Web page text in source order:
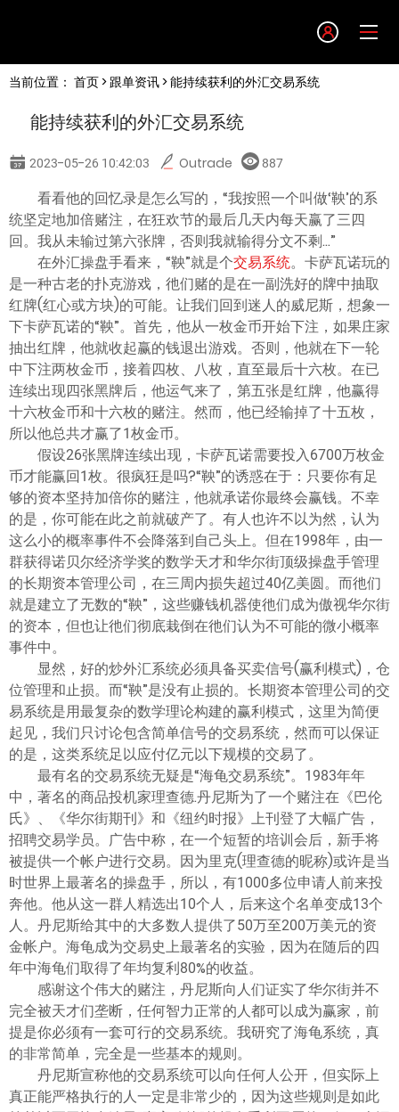
English
繁體中文
한글
日本語
Tiếng việt
ไทย
当前位置： 首页> 跟单资讯> 能持续获利的外汇交易系统
能持续获利的外汇交易系统
2023-05-26 10:42:03 Outrade 887
看看他的回忆录是怎么写的，“我按照一个叫做‘鞅’的系
统坚定地加倍赌注，在狂欢节的最后几天内每天赢了三四
回。我从未输过第六张牌，否则我就输得分文不剩...”
在外汇操盘手看来，“鞅”就是个交易系统。卡萨瓦诺玩的
是一种古老的扑克游戏，彵们赌的是在一副洗好的牌中抽取
红牌(红心或方块)的可能。让我们回到迷人的威尼斯，想象一
下卡萨瓦诺的“鞅”。首先，他从一枚金币开始下注，如果庄家
抽出红牌，他就收起赢的钱退出游戏。否则，他就在下一轮
中下注两枚金币，接着四枚、八枚，直至最后十六枚。在已
连续出现四张黑牌后，他运气来了，第五张是红牌，他赢得
十六枚金币和十六枚的赌注。然而，他已经输掉了十五枚，
所以他总共才赢了1枚金币。
假设26张黑牌连续出现，卡萨瓦诺需要投入6700万枚金
币才能赢回1枚。很疯狂是吗?“鞅”的诱惑在于：只要你有足
够的资本坚持加倍你的赌注，他就承诺你最终会赢钱。不幸
的是，你可能在此之前就破产了。有人也许不以为然，认为
这么小的概率事件不会降落到自己头上。但在1998年，由一
群获得诺贝尔经济学奖的数学天才和华尔街顶级操盘手管理
的长期资本管理公司，在三周内损失超过40亿美圆。而彵们
就是建立了无数的“鞅”，这些赚钱机器使彵们成为傲视华尔街
的资本，但也让彵们彻底栽倒在彵们认为不可能的微小概率
事件中。
显然，好的炒外汇系统必须具备买卖信号(赢利模式)，仓
位管理和止损。而“鞅”是没有止损的。长期资本管理公司的交
易系统是用最复杂的数学理论构建的赢利模式，这里为简便
起见，我们只讨论包含简单信号的交易系统，然而可以保证
的是，这类系统足以应付亿元以下规模的交易了。
最有名的交易系统无疑是“海龟交易系统”。1983年年
中，著名的商品投机家理查德.丹尼斯为了一个赌注在《巴伦
氏》、《华尔街期刊》和《纽约时报》上刊登了大幅广告，
招聘交易学员。广告中称，在一个短暂的培训会后，新手将
被提供一个帐户进行交易。因为里克(理查德的昵称)或许是当
时世界上最著名的操盘手，所以，有1000多位申请人前来投
奔他。他从这一群人精选出10个人，后来这个名单变成13个
人。丹尼斯给其中的大多数人提供了50万至200万美元的资
金帐户。海龟成为交易史上最著名的实验，因为在随后的四
年中海龟们取得了年均复利80%的收益。
感谢这个伟大的赌注，丹尼斯向人们证实了华尔街并不
完全被天才们垄断，任何智力正常的人都可以成为赢家，前
提是你必须有一套可行的交易系统。我研究了海龟系统，真
的非常简单，完全是一些基本的规则。
丹尼斯宣称他的交易系统可以向任何人公开，但实际上
真正能严格执行的人一定是非常少的，因为这些规则是如此